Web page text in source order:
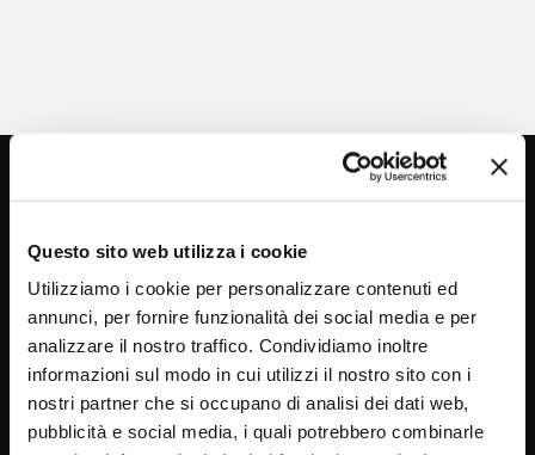
Questo sito web utilizza i cookie
Utilizziamo i cookie per personalizzare contenuti ed
annunci, per fornire funzionalità dei social media e per
analizzare il nostro traffico. Condividiamo inoltre
informazioni sul modo in cui utilizzi il nostro sito con i
nostri partner che si occupano di analisi dei dati web,
pubblicità e social media, i quali potrebbero combinarle
Via C. Rolando 111, Gozzano (NO) 28024
P.IVA 00265030031
Telefono:0322 93516